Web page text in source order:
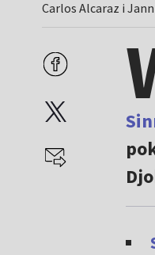
Carlos Alcaraz i